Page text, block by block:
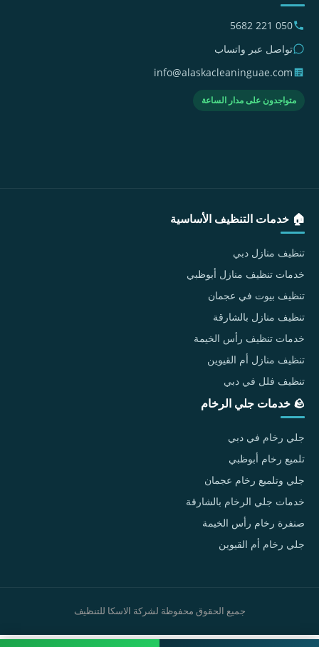
050 221 5682
تواصل عبر واتساب
info@alaskacleaninguae.com
متواجدون على مدار الساعة
🏠 خدمات التنظيف الأساسية
تنظيف منازل دبي
خدمات تنظيف منازل أبوظبي
تنظيف بيوت في عجمان
تنظيف منازل بالشارقة
خدمات تنظيف رأس الخيمة
تنظيف منازل أم القيوين
تنظيف فلل في دبي
🪨 خدمات جلي الرخام
جلي رخام في دبي
تلميع رخام أبوظبي
جلي وتلميع رخام عجمان
خدمات جلي الرخام بالشارقة
صنفرة رخام رأس الخيمة
جلي رخام أم القيوين
جميع الحقوق محفوظة لشركة الاسكا للتنظيف